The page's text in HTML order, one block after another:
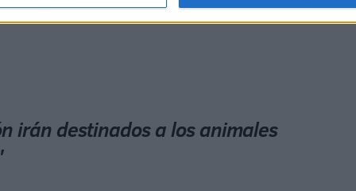
irán destinados a los animales